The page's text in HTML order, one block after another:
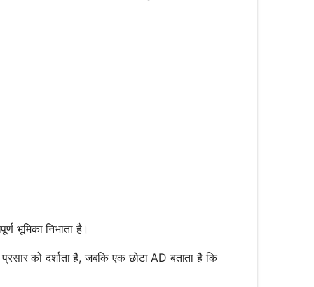
भूमिका निभाता है।
को दर्शाता है, जबकि एक छोटा AD बताता है कि